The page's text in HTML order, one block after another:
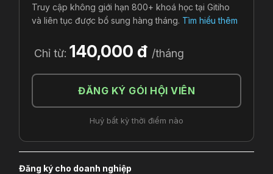
Truy cập không giới hạn 800+ khoá học tại Gitiho
và liên tục được bổ sung hàng tháng. Tìm hiểu thêm
Chỉ từ: 140,000 đ /tháng
ĐĂNG KÝ GÓI HỘI VIÊN
Huỷ bất kỳ thời điểm nào
Đăng ký cho doanh nghiệp